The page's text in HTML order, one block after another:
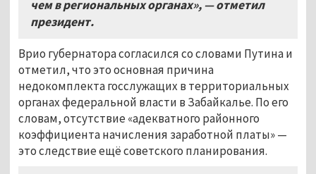
чем в региональных органах», — отметил
президент.
Врио губернатора согласился со словами Путина и
отметил, что это основная причина
недокомплекта госслужащих в территориальных
органах федеральной власти в Забайкалье. По его
словам, отсутствие «адекватного районного
коэффициента начисления заработной платы» —
это следствие ещё советского планирования.